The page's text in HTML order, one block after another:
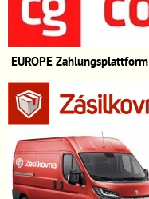
EUROPE Zahlungsplattform